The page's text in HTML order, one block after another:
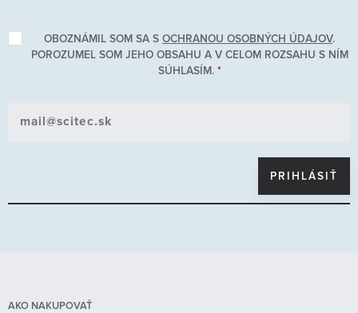
OBOZNÁMIL SOM SA S OCHRANOU OSOBNÝCH ÚDAJOV.
POROZUMEL SOM JEHO OBSAHU A V CELOM ROZSAHU S NÍM
SÚHLASÍM. *
AKO NAKUPOVAŤ